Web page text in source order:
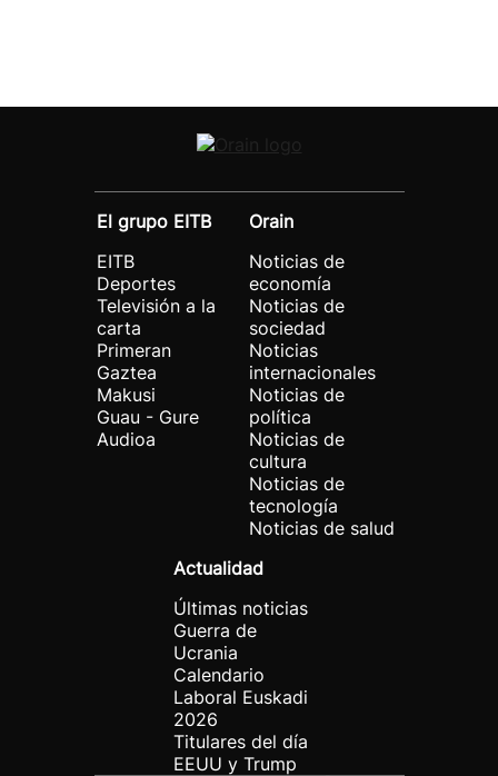
El grupo EITB
EITB
Deportes
Televisión a la
carta
Primeran
Gaztea
Makusi
Guau - Gure
Audioa
Orain
Noticias de
economía
Noticias de
sociedad
Noticias
internacionales
Noticias de
política
Noticias de
cultura
Noticias de
tecnología
Noticias de salud
Actualidad
Últimas noticias
Guerra de
Ucrania
Calendario
Laboral Euskadi
2026
Titulares del día
EEUU y Trump